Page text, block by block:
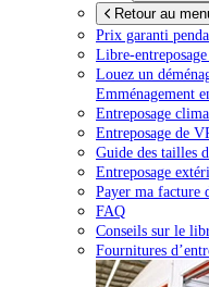
Retour au
Prix garanti
Libre-
Louez un
Emménagement
Entreposage
Entreposage de
Guide des tailles
Entreposage
Payer ma facture
FAQ
Conseils sur le
Fournitures